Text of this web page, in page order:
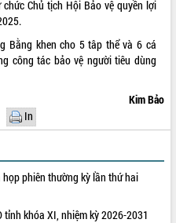
Chủ tịch Hội Bảo vệ quyền lợi
Bằng khen cho 5 tâp thể và 6 cá
công tác bảo vệ người tiêu dùng
Kim Bảo
In
phiên thường kỳ lần thứ hai
khóa XI, nhiệm kỳ 2026-2031